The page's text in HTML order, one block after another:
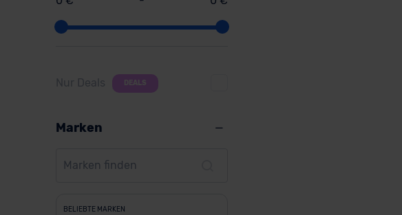
Nur Deals DEALS
Marken
BELIEBTE MARKEN